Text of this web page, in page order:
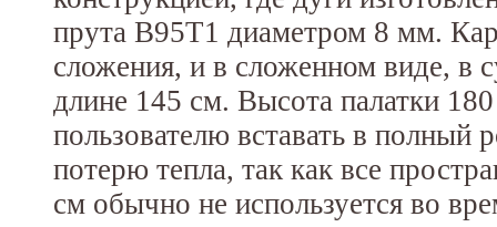
прута В95Т1 диаметром 8 мм.
сложения, и в сложенном виде, в
длине 145 см. Высота палатки
пользователю вставать в полный
потерю тепла, так как все
см обычно не используется во